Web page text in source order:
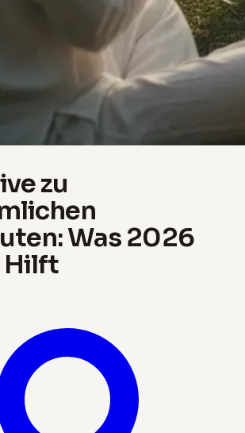
zu
Was 2026
Hilft